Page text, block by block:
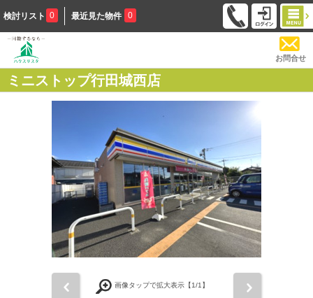
検討リスト 0 最近見た物件 0
お問合せ
ミニストップ行田城西店
画像タップで拡大表示【1/1】